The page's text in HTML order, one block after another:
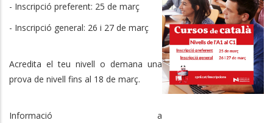
- Inscripció preferent: 25 de març
- Inscripció general: 26 i 27 de març
Acredita el teu nivell o demana una
prova de nivell fins al 18 de març.
Informació a